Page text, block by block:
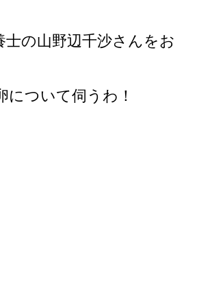
士の山野辺千沙さんをお
について伺うわ！